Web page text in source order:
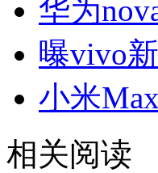
华为
曝vivo
小米
相关阅读